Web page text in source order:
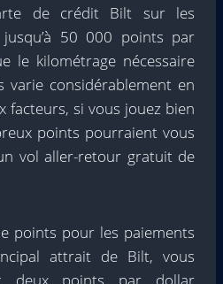
de crédit Bilt sur les
50 000 points par
le kilométrage nécessaire
considérablement en
facteurs, si vous jouez bien
points pourraient vous
vol aller-retour gratuit de
points pour les paiements
attrait de Bilt, vous
deux points par dollar